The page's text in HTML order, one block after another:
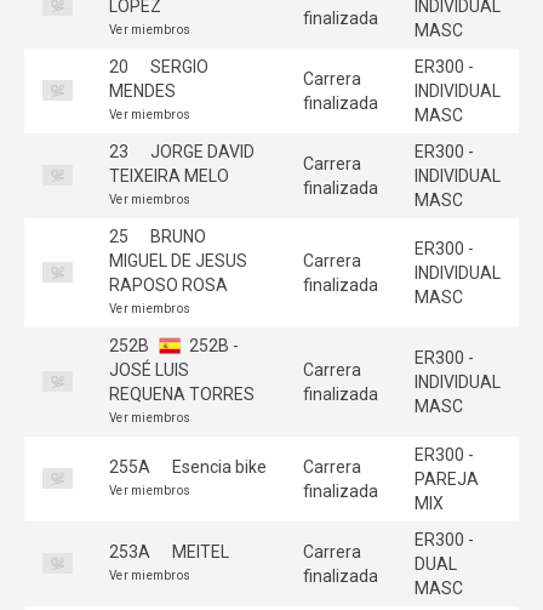
LOPEZ
Ver miembros
finalizada
INDIVIDUAL
MASC
20
SERGIO
MENDES
Ver miembros
Carrera
finalizada
ER300 -
INDIVIDUAL
MASC
23
JORGE DAVID
TEIXEIRA MELO
Ver miembros
Carrera
finalizada
ER300 -
INDIVIDUAL
MASC
25
BRUNO
MIGUEL DE JESUS
RAPOSO ROSA
Ver miembros
Carrera
finalizada
ER300 -
INDIVIDUAL
MASC
252B
252B -
JOSÉ LUIS
REQUENA TORRES
Ver miembros
Carrera
finalizada
ER300 -
INDIVIDUAL
MASC
255A Esencia bike
Ver miembros
Carrera
finalizada
ER300 -
PAREJA
MIX
253A MEITEL
Ver miembros
Carrera
finalizada
ER300 -
DUAL
MASC